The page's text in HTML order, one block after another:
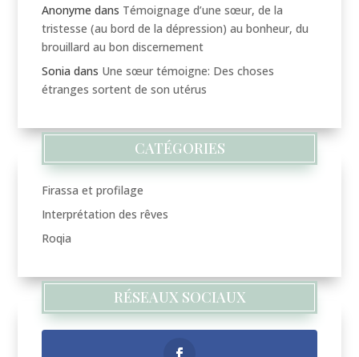
Anonyme dans Témoignage d’une sœur, de la
tristesse (au bord de la dépression) au bonheur, du
brouillard au bon discernement
Sonia dans Une sœur témoigne: Des choses
étranges sortent de son utérus
CATÉGORIES
Firassa et profilage
Interprétation des rêves
Roqia
RÉSEAUX SOCIAUX